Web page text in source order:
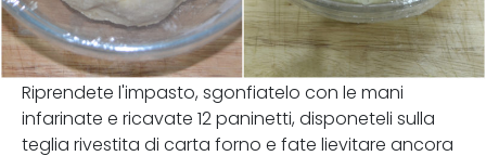
Riprendete l'impasto, sgonfiatelo con le mani
infarinate e ricavate 12 paninetti, disponeteli sulla
teglia rivestita di carta forno e fate lievitare ancora